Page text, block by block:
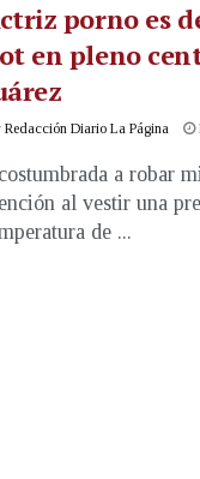
porno es
en pleno
Redacción Diario La Página
a robar
al vestir una
de ...